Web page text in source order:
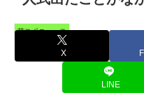
芸スポニュース
X
LINE